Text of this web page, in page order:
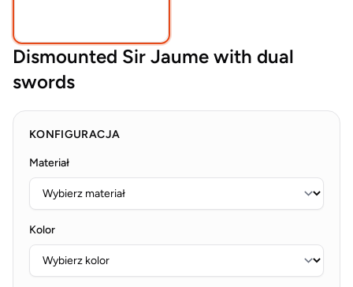
Dismounted Sir Jaume with dual
swords
KONFIGURACJA
Materiał
Kolor